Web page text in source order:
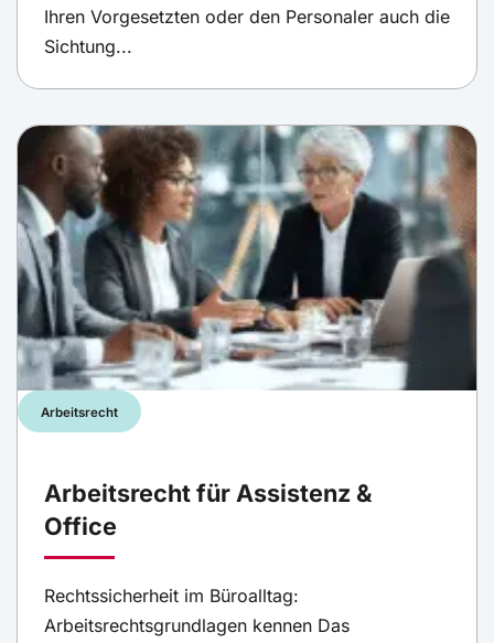
Ihren Vorgesetzten oder den Personaler auch die
Sichtung...
Arbeitsrecht
Arbeitsrecht für Assistenz &
Office
Rechtssicherheit im Büroalltag:
Arbeitsrechtsgrundlagen kennen Das